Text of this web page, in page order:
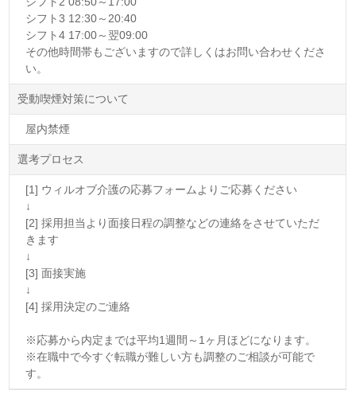
シフト3 12:30～20:40
シフト4 17:00～翌09:00
その他時間帯もございますので詳しくはお問い合わせくださ
い。
受動喫煙対策について
屋内禁煙
選考プロセス
[1] ウィルオブ介護の応募フォームよりご応募ください
↓
[2] 採用担当より面接日程の調整などの連絡をさせていただ
きます
↓
[3] 面接実施
↓
[4] 採用決定のご連絡
※応募から内定までは平均1週間～1ヶ月ほどになります。
※在職中で今すぐ転職が難しい方も調整のご相談が可能で
す。